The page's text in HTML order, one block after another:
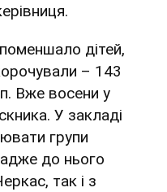
дітей,
– 143
Вже восени у
У закладі
групи
до нього
так і з